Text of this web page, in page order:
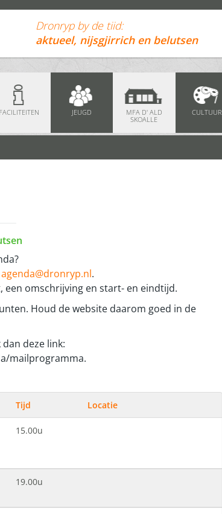
Dronryp by de tiid:
aktueel, nijsgjirrich en belutsen
FACILITEITEN JEUGD
MFA D' ALD
SKOALLE
CULTUUR
agenda@dronryp.nl.
een omschrijving en start- en eindtijd.
Houd de website daarom goed in de
deze link:
mailprogramma.
Tijd Locatie
15.00u
19.00u